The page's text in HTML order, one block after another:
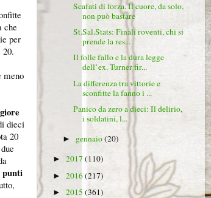
che
per
meno
dieci
20
punti
Scafati di forza. Il cuore, da solo,
non può bastare
St.Sal.Stats: Finali roventi, chi si
prende la res...
Il folle fallo e la dura legge
dell’ex. Turner fir...
La differenza tra vittorie e
sconfitte la fanno i ...
Panico da zero a dieci: Il delirio,
i soldatini, l...
► gennaio(20)
► 2017 (110)
► 2016(217)
► 2015 (361)